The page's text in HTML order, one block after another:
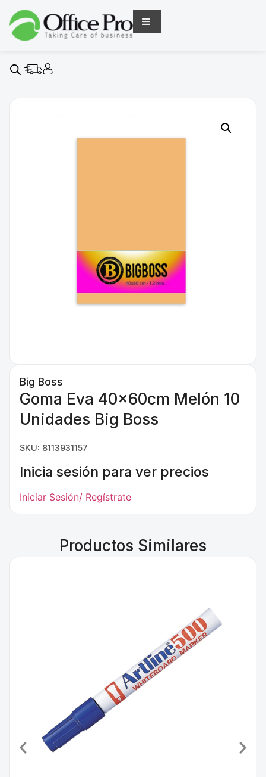
Big Boss
Goma Eva 40x60cm Melón 10
Unidades Big Boss
SKU: 8113931157
Inicia sesión para ver precios
Iniciar Sesión/ Regístrate
Productos Similares